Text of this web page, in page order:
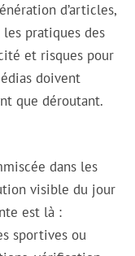
d’articles,
pratiques des
et risques pour
doivent
que déroutant.
dans les
visible du jour
est là :
sportives ou